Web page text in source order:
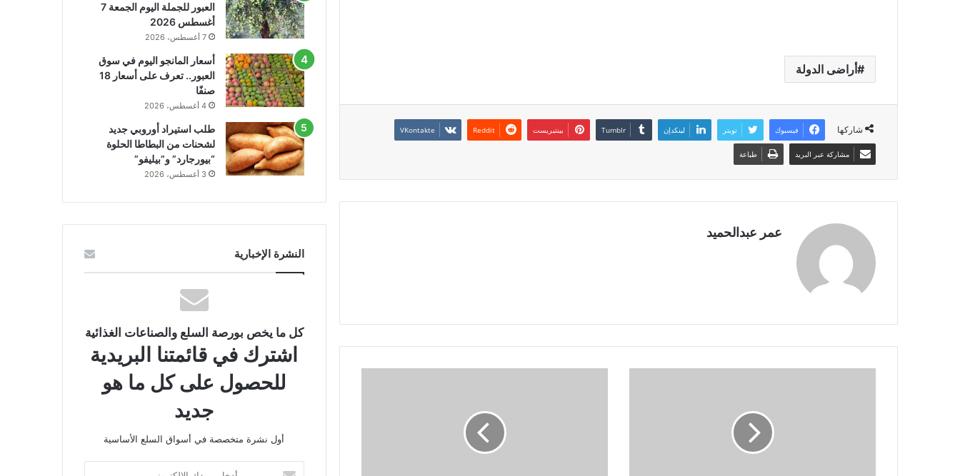
أراضى الدولة
شاركها فيسبوك تويتر لينكدإن بينتيريست
مشاركة عبر البريد طباعة
عمر عبدالحميد
العبور للجملة اليوم الجمعة 7
أغسطس 2026
7 أغسطس، 2026
أسعار المانجو اليوم في سوق
العبور.. تعرف على أسعار 18
صنفًا
4 أغسطس، 2026
طلب استيراد أوروبي جديد
لشحنات من البطاطا الحلوة
“بيورجارد” و”بيليفو”
3 أغسطس، 2026
النشرة الإخبارية
كل ما يخص بورصة السلع والصناعات الغذائية
اشترك في قائمتنا البريدية
للحصول على كل ما هو
جديد
أول نشرة متخصصة في أسواق السلع الأساسية